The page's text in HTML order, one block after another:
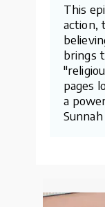
This
action,
brings
pages
a